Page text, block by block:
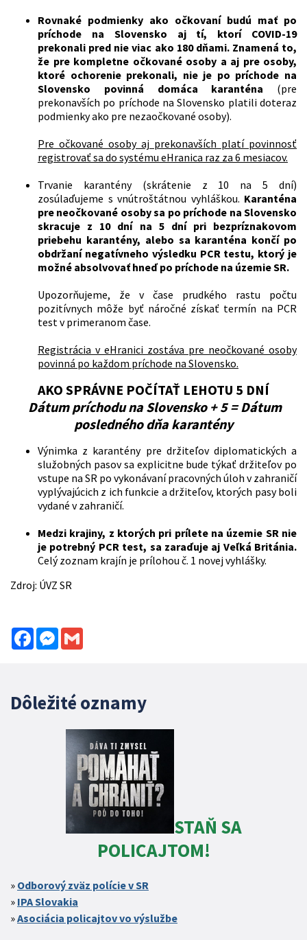
Rovnaké podmienky ako očkovaní budú mať po
príchode na Slovensko aj tí, ktorí COVID-19
prekonali pred nie viac ako 180 dňami. Znamená to,
že pre kompletne očkované osoby a aj pre osoby,
ktoré ochorenie prekonali, nie je po príchode na
Slovensko povinná domáca karanténa (pre
prekonavších po príchode na Slovensko platili doteraz
podmienky ako pre nezaočkované osoby).
Pre očkované osoby aj prekonavších platí povinnosť
registrovať sa do systému eHranica raz za 6 mesiacov.
Trvanie karantény (skrátenie z 10 na 5 dní)
zosúlaďujeme s vnútroštátnou vyhláškou. Karanténa
pre neočkované osoby sa po príchode na Slovensko
skracuje z 10 dní na 5 dní pri bezpríznakovom
priebehu karantény, alebo sa karanténa končí po
obdržaní negatívneho výsledku PCR testu, ktorý je
možné absolvovať hneď po príchode na územie SR.
Upozorňujeme, že v čase prudkého rastu počtu
pozitívnych môže byť náročné získať termín na PCR
test v primeranom čase.
Registrácia v eHranici zostáva pre neočkované osoby
povinná po každom príchode na Slovensko.
AKO SPRÁVNE POČÍTAŤ LEHOTU 5 DNÍ
Dátum príchodu na Slovensko + 5 = Dátum
posledného dňa karantény
Výnimka z karantény pre držiteľov diplomatických a
služobných pasov sa explicitne bude týkať držiteľov po
vstupe na SR po vykonávaní pracovných úloh v zahraničí
vyplývajúcich z ich funkcie a držiteľov, ktorých pasy boli
vydané v zahraničí.
Medzi krajiny, z ktorých pri prílete na územie SR nie
je potrebný PCR test, sa zaraďuje aj Veľká Británia.
Celý zoznam krajín je prílohou č. 1 novej vyhlášky.
Zdroj: ÚVZ SR
FacebookMessenger
Dôležité oznamy
STAŇ SA
POLICAJTOM!
Odborový zväz polície v SR
IPA Slovakia
Asociácia policajtov vo výslužbe